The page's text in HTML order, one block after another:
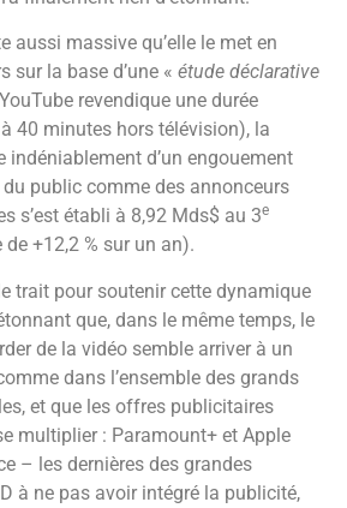
aussi massive qu’elle le met en
sur la base d’une « étude déclarative
revendique une durée
40 minutes hors télévision), la
indéniablement d’un engouement
public comme des annonceurs
s’est établi à 8,92 Mds$ au 3e
+12,2 % sur un an).
trait pour soutenir cette dynamique
que, dans le même temps, le
de la vidéo semble arriver à un
dans l’ensemble des grands
et que les offres publicitaires
multiplier : Paramount+ et Apple
– les dernières des grandes
à ne pas avoir intégré la publicité,